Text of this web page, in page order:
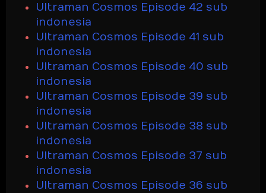
Ultraman Cosmos Episode 42 sub
indonesia
Ultraman Cosmos Episode 41 sub
indonesia
Ultraman Cosmos Episode 40 sub
indonesia
Ultraman Cosmos Episode 39 sub
indonesia
Ultraman Cosmos Episode 38 sub
indonesia
Ultraman Cosmos Episode 37 sub
indonesia
Ultraman Cosmos Episode 36 sub